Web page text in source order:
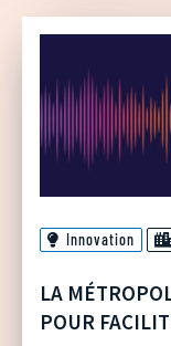
Innovation
LA
POUR